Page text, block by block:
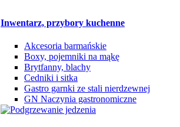
Inwentarz, przybory kuchenne
Akcesoria barmańskie
Boxy, pojemniki na mąkę
Brytfanny, blachy
Cedniki i sitka
Gastro garnki ze stali nierdzewnej
GN Naczynia gastronomiczne